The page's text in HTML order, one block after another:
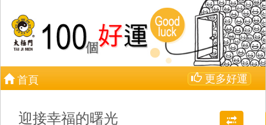
首頁 更多好運
迎接幸福的曙光